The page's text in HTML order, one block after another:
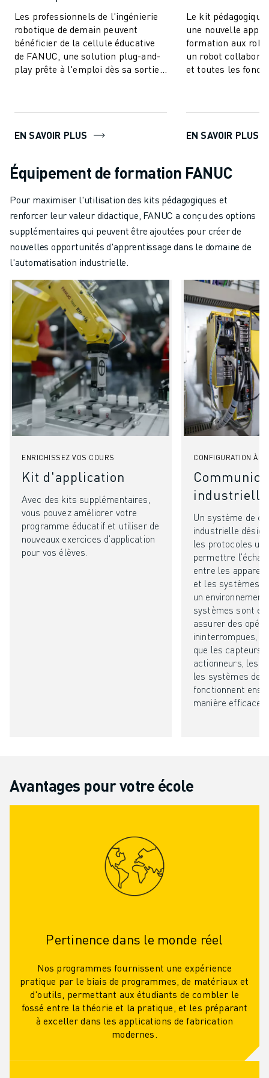
PEINTURE
PALETTISATION
SOUDAGE PAR POINTS
INSPECTION DE LA VISION
SERVICE CLIENTÈLE
TERRAIN ET MAINTENANCE
SUPPORT TECHNIQUE À DISTANCE
PIÈCES DE RECHANGE
REMISE À NEUF
OUTILS DE SERVICE NUMÉRIQUE
E-STORE
CENTRE DE TÉLÉCHARGEMENT " MYFANUC
FANUC ACADEMY
SOLUTIONS POUR LES INDUSTRIES
SOLUTIONS POUR L'ÉDUCATION
WORLDSKILLS ET JEUNES TALENTS
ÉVÉNEMENTS ÉDUCATIFS
ACTUALITÉS ET MÉDIAS
ACTUALITÉS ET MÉDIAS
EVÉNEMENTS
ÉVÉNEMENTS ÉDUCATIFS
A PROPOS DE FANUC
FANUC EN EUROPE
NOS SITES
DÉVELOPPEMENT DURABLE
CARRIÈRE
FAÇONNEZ VOTRE AVENIR AVEC FANUC
REJOIGNEZ-NOUS
CONTACT
Les professionnels de l'ingénierie
robotique de demain peuvent
bénéficier de la cellule éducative
de FANUC, une solution plug-and-
play prête à l'emploi dès sa sortie
EN SAVOIR PLUS
Le kit pédagogique
une nouvelle
formation aux
un robot
et toutes les
EN SAVOIR PLUS
Équipement de formation FANUC
Pour maximiser l'utilisation des kits pédagogiques et
renforcer leur valeur didactique, FANUC a conçu des options
supplémentaires qui peuvent être ajoutées pour créer de
nouvelles opportunités d'apprentissage dans le domaine de
l'automatisation industrielle.
ENRICHISSEZ VOS COURS
Kit d'application
Avec des kits supplémentaires,
vous pouvez améliorer votre
programme éducatif et utiliser de
nouveaux exercices d'application
pour vos élèves.
CONFIGURATION À
industrielle
Un système de
industrielle
les protocoles
permettre
entre les
et les systèmes
un
systèmes sont
assurer des
ininterrompues,
que les capteurs,
actionneurs, les
les systèmes de
fonctionnent
manière efficace
Avantages pour votre école
Pertinence dans le monde réel
Nos programmes fournissent une expérience
pratique par le biais de programmes, de matériaux et
d'outils, permettant aux étudiants de combler le
fossé entre la théorie et la pratique, et les préparant
à exceller dans les applications de fabrication
modernes.